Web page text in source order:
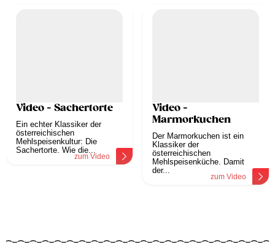
Video - Sachertorte
Ein echter Klassiker der
österreichischen
Mehlspeisenkultur: Die
Sachertorte. Wie die...
zum Video
Video -
Marmorkuchen
Der Marmorkuchen ist ein
Klassiker der
österreichischen
Mehlspeisenküche. Damit
der...
zum Video